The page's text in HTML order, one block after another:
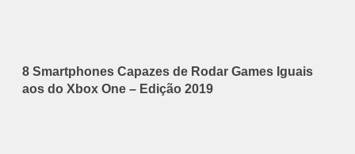
8 Smartphones Capazes de Rodar Games Iguais
aos do Xbox One – Edição 2019